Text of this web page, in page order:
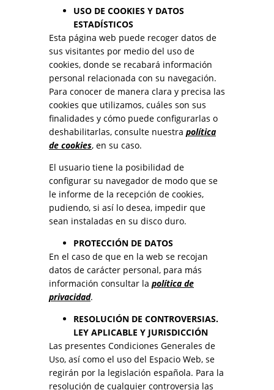
USO DE COOKIES Y DATOS
ESTADÍSTICOS
Esta página web puede recoger datos de
sus visitantes por medio del uso de
cookies, donde se recabará información
personal relacionada con su navegación.
Para conocer de manera clara y precisa las
cookies que utilizamos, cuáles son sus
finalidades y cómo puede configurarlas o
deshabilitarlas, consulte nuestra política
de cookies, en su caso.
El usuario tiene la posibilidad de
configurar su navegador de modo que se
le informe de la recepción de cookies,
pudiendo, si así lo desea, impedir que
sean instaladas en su disco duro.
PROTECCIÓN DE DATOS
En el caso de que en la web se recojan
datos de carácter personal, para más
información consultar la política de
privacidad.
RESOLUCIÓN DE CONTROVERSIAS.
LEY APLICABLE Y JURISDICCIÓN
Las presentes Condiciones Generales de
Uso, así como el uso del Espacio Web, se
regirán por la legislación española. Para la
resolución de cualquier controversia las